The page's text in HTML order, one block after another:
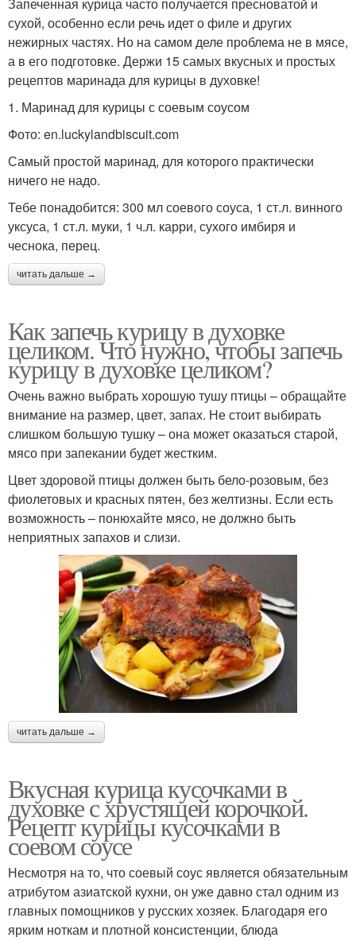
сухой, особенно если речь идет о филе и других
нежирных частях. Но на самом деле проблема не в мясе,
а в его подготовке. Держи 15 самых вкусных и простых
рецептов маринада для курицы в духовке!
1. Маринад для курицы с соевым соусом
Фото: en.luckylandbiscuit.com
Самый простой маринад, для которого практически
ничего не надо.
Тебе понадобится: 300 мл соевого соуса, 1 ст.л. винного
уксуса, 1 ст.л. муки, 1 ч.л. карри, сухого имбиря и
чеснока, перец.
читать дальше →
Как запечь курицу в духовке
целиком. Что нужно, чтобы запечь
курицу в духовке целиком?
Очень важно выбрать хорошую тушу птицы – обращайте
внимание на размер, цвет, запах. Не стоит выбирать
слишком большую тушку – она может оказаться старой,
мясо при запекании будет жестким.
Цвет здоровой птицы должен быть бело-розовым, без
фиолетовых и красных пятен, без желтизны. Если есть
возможность – понюхайте мясо, не должно быть
неприятных запахов и слизи.
читать дальше →
Вкусная курица кусочками в
духовке с хрустящей корочкой.
Рецепт курицы кусочками в
соевом соусе
Несмотря на то, что соевый соус является обязательным
атрибутом азиатской кухни, он уже давно стал одним из
главных помощников у русских хозяек. Благодаря его
ярким ноткам и плотной консистенции, блюда